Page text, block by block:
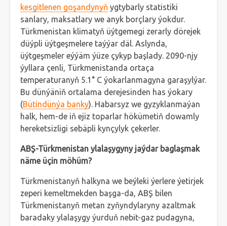
kesgitlenen goşandynyň ygtybarly statistiki
sanlary, maksatlary we anyk borçlary ýokdur.
Türkmenistan klimatyň üýtgemegi zerarly dörejek
düýpli üýtgeşmelere taýýar däl. Aslynda,
üýtgeşmeler eýýäm ýüze çykyp başlady. 2090-njy
ýyllara çenli, Türkmenistanda ortaça
temperaturanyň 5.1° C ýokarlanmagyna garaşylýar.
Bu dünýäniň ortalama derejesinden has ýokary
(Bütindünýa banky). Habarsyz we gyzyklanmaýan
halk, hem-de iň ejiz toparlar hökümetiň dowamly
hereketsizligi sebäpli kynçylyk çekerler.
ABŞ-Türkmenistan ylalaşygyny jaýdar baglaşmak
näme üçin möhüm?
Türkmenistanyň halkyna we beýleki ýerlere ýetirjek
zeperi kemeltmekden başga-da, ABŞ bilen
Türkmenistanyň metan zyňyndylaryny azaltmak
baradaky ylalaşygy ýurduň nebit-gaz pudagyna,